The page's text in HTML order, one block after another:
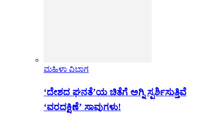
ಮಹಿಳಾ ವಿಭಾಗ
‘ದೇಶದ ಘನತೆ’ಯ ಚಿತೆಗೆ ಅಗ್ನಿ ಸ್ಪರ್ಶಿಸುತ್ತಿವೆ
‘ವರದಕ್ಷಿಣೆ’ ಸಾವುಗಳು!